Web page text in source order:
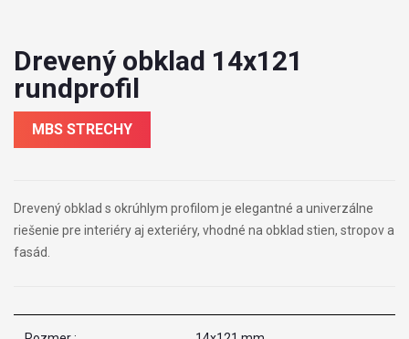
Drevený obklad 14x121
rundprofil
MBS STRECHY
Drevený obklad s okrúhlym profilom je elegantné a univerzálne
riešenie pre interiéry aj exteriéry, vhodné na obklad stien, stropov a
fasád.